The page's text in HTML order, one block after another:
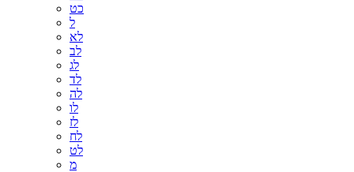
כט
ל
לא
לב
לג
לד
לה
לו
לז
לח
לט
מ